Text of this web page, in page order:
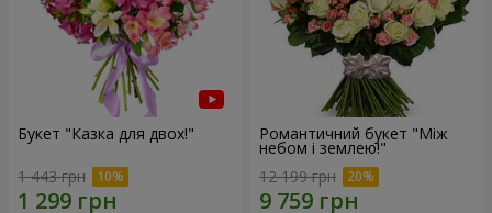
Букет "Казка для двох!"
1 443 грн
Романтичний букет "Між
небом і землею!"
12 199 грн